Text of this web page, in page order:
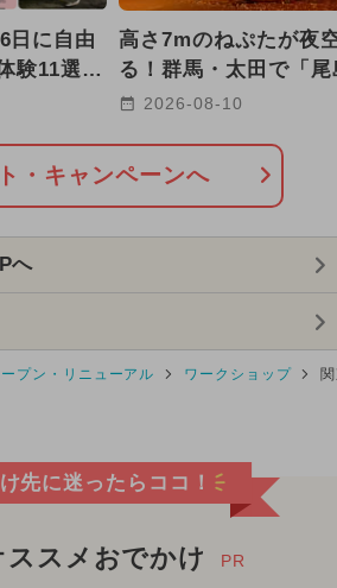
日に自由
験11選｜
事体験も
高さ7mのねぷたが夜
る！群馬・太田で「
たまつり」8月14日・
2026-08-10
・キャンペーンへ
へ
プン・リニューアル ワークショップ
先に迷ったらココ！
ススメおでかけ PR